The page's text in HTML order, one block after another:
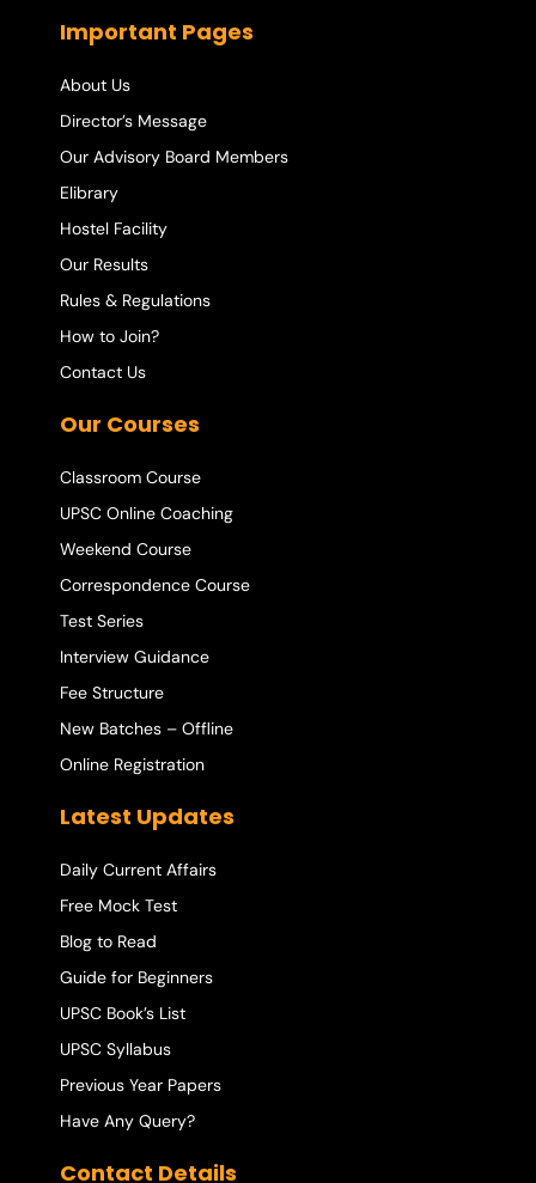
Important Pages
About Us
Director’s Message
Our Advisory Board Members
Elibrary
Hostel Facility
Our Results
Rules & Regulations
How to Join?
Contact Us
Our Courses
Classroom Course
UPSC Online Coaching
Weekend Course
Correspondence Course
Test Series
Interview Guidance
Fee Structure
New Batches – Offline
Online Registration
Latest Updates
Daily Current Affairs
Free Mock Test
Blog to Read
Guide for Beginners
UPSC Book’s List
UPSC Syllabus
Previous Year Papers
Have Any Query?
Contact Details